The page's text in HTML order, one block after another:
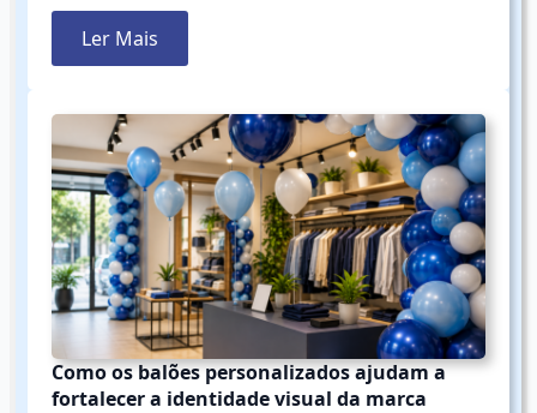
Ler Mais
Como os balões personalizados ajudam a
fortalecer a identidade visual da marca